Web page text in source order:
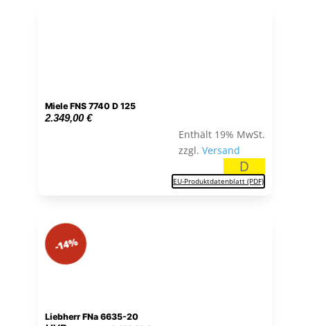
Miele FNS 7740 D 125
2.349,00€
Enthält 19% MwSt.
zzgl.Versand
D
EU-Produktdatenblatt (PDF)
Liebherr FNa 6635-20
-14%